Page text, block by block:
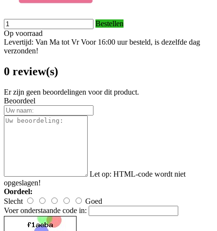
Bestellen
Op voorraad
Levertijd: Van Ma tot Vr Voor 16:00 uur besteld, is dezelfde dag
verzonden!
0 review(s)
Er zijn geen beoordelingen voor dit product.
Beoordeel
Let op: HTML-code wordt niet
opgeslagen!
Oordeel:
Slecht
Goed
Voer onderstaande code in: